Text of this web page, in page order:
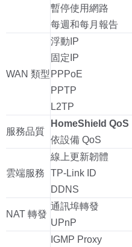
暫停使用網路
每週和每月報告
WAN 類型
浮動IP
固定IP
PPPoE
PPTP
L2TP
服務品質
HomeShield QoS
依設備 QoS
雲端服務
線上更新韌體
TP-Link ID
DDNS
NAT 轉發
通訊埠轉發
UPnP
IGMP Proxy